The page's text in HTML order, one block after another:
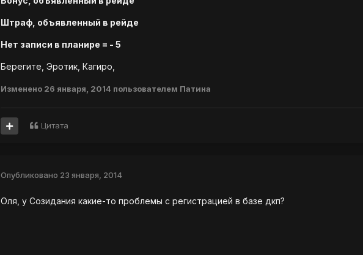
Штраф, объявленный в рейде
Нет записи в планире = - 5
Берегите, Эротик, Кагиро,
Изменено 26 января, 2014 пользователем Патина
Цитата
Опубликовано 23 января, 2014
Оля, у Созидания какие-то проблемы с регистрацией в базе дкп?